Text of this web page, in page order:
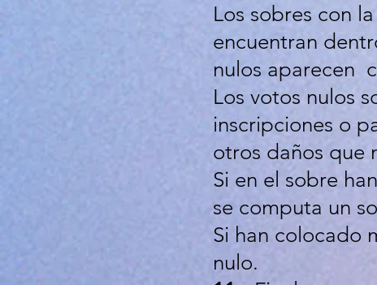
Los sobres con
encuentran
nulos aparecen
Los votos nulos
inscripciones o
otros daños que
Si en el sobre
se computa un
Si han colocado
nulo.